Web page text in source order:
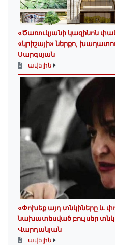
«Ծառուկյանի կազինոն
«կրիշայի» ներքո,
Սարգսյան
ավելին
«Փոխեք այդ տնկիները և
նախատեսված բույսեր
Վարդանյան
ավելին